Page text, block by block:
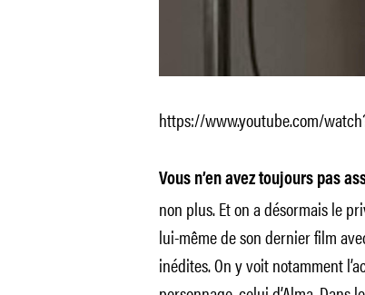
https://www.youtube.com/
Vous n’en avez toujours pas
non plus. Et on a désormais le
lui-même de son dernier film
inédites. On y voit notamment